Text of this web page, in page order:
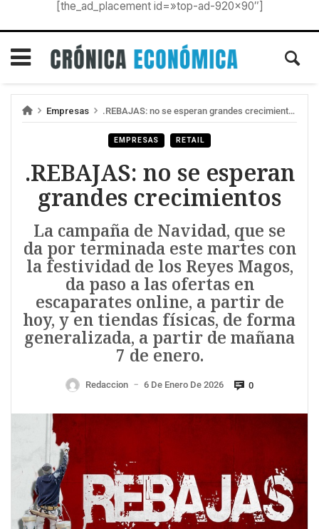
[the_ad_placement id=»top-ad-920×90″]
Empresas .REBAJAS: no se esperan grandes crecimientos
EMPRESAS RETAIL
.REBAJAS: no se esperan
grandes crecimientos
La campaña de Navidad, que se
da por terminada este martes con
la festividad de los Reyes Magos,
da paso a las ofertas en
escaparates online, a partir de
hoy, y en tiendas físicas, de forma
generalizada, a partir de mañana
7 de enero.
Redaccion — 6 De Enero De 2026 0